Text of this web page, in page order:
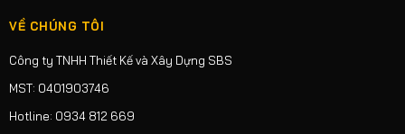
VỀ CHÚNG TÔI
Công ty TNHH Thiết Kế và Xây Dựng SBS
MST: 0401903746
Hotline: 0934 812 669